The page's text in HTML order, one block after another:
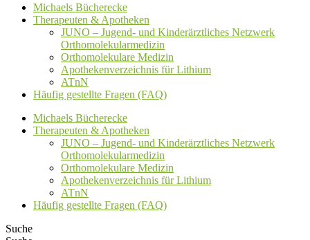
Michaels Bücherecke
Therapeuten & Apotheken
JUNO – Jugend- und Kinderärztliches Netzwerk
Orthomolekularmedizin
Orthomolekulare Medizin
Apothekenverzeichnis für Lithium
ATnN
Häufig gestellte Fragen (FAQ)
Michaels Bücherecke
Therapeuten & Apotheken
JUNO – Jugend- und Kinderärztliches Netzwerk
Orthomolekularmedizin
Orthomolekulare Medizin
Apothekenverzeichnis für Lithium
ATnN
Häufig gestellte Fragen (FAQ)
Suche